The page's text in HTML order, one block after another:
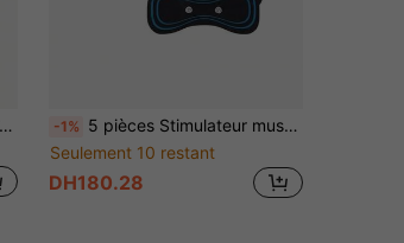
-1% 5 pièces Stimulateur musculaire sans fil à piles lithium 150 mAh - Ceinture tonifiante abdominale à électrostimulation (EMS) - Mini coussinets de massage électrique 0,555 W pour l'entraînement à domicile et au bureau, équipement de fitness unisexe pour l'entraînement des abdominaux, la perte de graisse et le modelage du corps
Seulement 10 restant
DH180.28